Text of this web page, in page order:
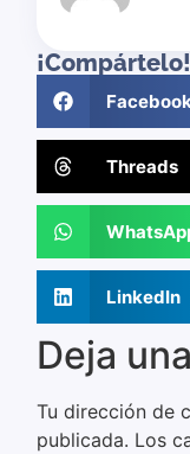
¡Compártelo!
Facebook
Threads
LinkedIn
Deja
Tu dirección de
publicada. Los